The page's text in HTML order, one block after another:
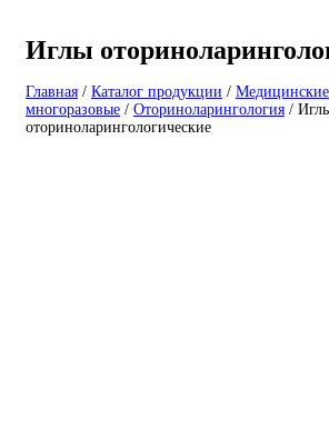
Иглы
Главная / Каталог продукции /
многоразовые / Оториноларингология /
оториноларингологические